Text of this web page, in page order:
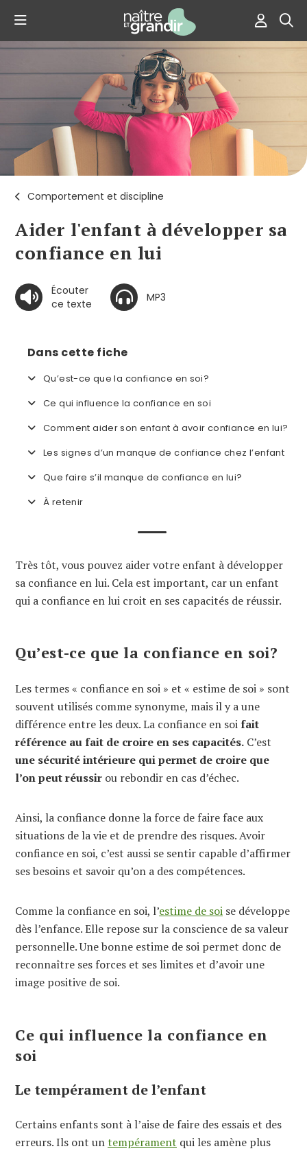
Comportement et discipline
Aider l'enfant à développer sa
confiance en lui
Écouter
ce texte
MP3
Dans cette fiche
Qu’est-ce que la confiance en soi?
Ce qui influence la confiance en soi
Comment aider son enfant à avoir confiance en lui?
Les signes d’un manque de confiance chez l’enfant
Que faire s’il manque de confiance en lui?
À retenir
Très tôt, vous pouvez aider votre enfant à développer
sa confiance en lui. Cela est important, car un enfant
qui a confiance en lui croit en ses capacités de réussir.
Qu’est-ce que la confiance en soi?
Les termes « confiance en soi » et « estime de soi » sont
souvent utilisés comme synonyme, mais il y a une
différence entre les deux.La confiance en soifait
référence au fait de croire en ses capacités. C’est
une sécurité intérieure qui permet de croire que
l’on peut réussir ou rebondir en cas d’échec.
Ainsi, la confiance donne la force de faire face aux
situations de la vie et de prendre des risques. Avoir
confiance en soi, c’est aussi se sentir capable d’affirmer
ses besoins et savoir qu’on a des compétences.
Comme la confiance en soi, l’estime de soi se développe
dès l’enfance. Elle repose sur la conscience de sa valeur
personnelle. Une bonne estime de soi permet donc de
reconnaître ses forces et ses limites et d’avoir une
image positive de soi.
Ce qui influence la confiance en
soi
Le tempérament de l’enfant
Certains enfants sont à l’aise de faire des essais et des
erreurs. Ils ont untempérament qui les amène plus